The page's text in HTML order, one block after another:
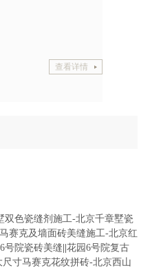
查看详情
双色瓷缝剂施工-北京千章墅瓷
赛克及墙面砖美缝施工-北京红
号院瓷砖美缝 花园6号院复古
尺寸马赛克花纹拼砖-北京西山